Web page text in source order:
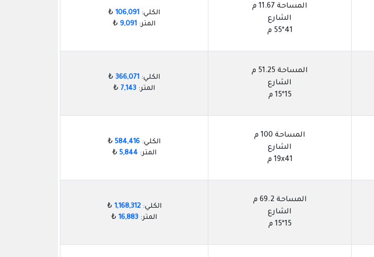
المساحة 11.67 م
الشارع
41*55 م
الكلي: 106,091
₺
المتر: 9,091
₺
المساحة 51.25 م
الشارع
15*15 م
الكلي: 366,071
₺
المتر: 7,143
₺
المساحة 100 م
الشارع
19x41 م
الكلي: 584,416
₺
المتر:5,844
₺
المساحة 69.2 م
الشارع
15*15 م
الكلي:1,168,312
₺
المتر: 16,883
₺